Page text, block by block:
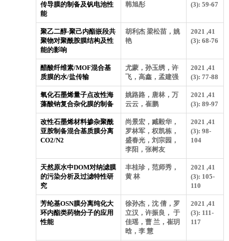
传导膜的制备及钒电池性
能
韩旭彤
(3): 59-67
聚乙二醇-聚己内酯嵌段共
聚物对聚酰胺膜结构及性
能的影响
胡利杰 梁松苗，姚
艳
2021 ,41
(3): 68-76
醋酸纤维素/MOF混合基
质膜的水/盐传输
尤蒙，孙玉绣，许
飞，高鑫，孟建强
2021 ,41
(3): 77-88
氧化石墨烯量子点改性海
藻酸钠复合杂化膜的制备
姚路路，唐林，万
云云，崔鹏
2021 ,41
(3): 89-97
改性石墨烯材料掺杂聚酰
亚胺制备混合基质膜分离
CO2/N2
尚景宏，臧毅华，
罗林军，权凯栋，
盛春光，刘宗园，
李阳，张树友
2021 ,41
(3): 98-
104
天然原水中DOM对纳滤膜
的污染分析及过滤特性研
究
丰桂珍，范师秀，
黄 林
2021 ,41
(3): 105-
110
芳纶基OSN膜分离纯化大
环内酯类药物分子的应用
性能
徐孙杰，沈 倩，罗
立汉，许振良， 于
佳瑶，曹 兰，崔玥
晗，李 慧
2021 ,41
(3): 111-
117